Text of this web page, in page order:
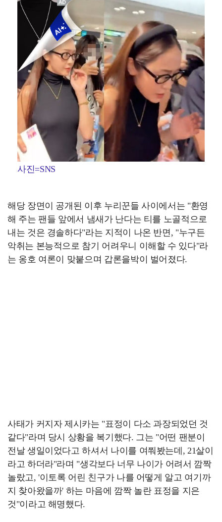
사진=SNS
해당 장면이 공개된 이후 누리꾼들 사이에서는 "환영
해 주는 팬들 앞에서 냄새가 난다는 티를 노골적으로
내는 것은 경솔하다"라는 지적이 나온 반면, "누구든
악취는 본능적으로 참기 어려우니 이해할 수 있다"라
는 옹호 여론이 맞붙으며 갑론을박이 벌어졌다.
사태가 커지자 제시카는 "표정이 다소 과장되었던 것
같다"라며 당시 상황을 복기했다. 그는 "어떤 팬분이
전날 생일이었다고 하셔서 나이를 여쭤봤는데, 21살이
라고 하더라"라며 "생각보다 너무 나이가 어려서 깜짝
놀랐고, '이토록 어린 친구가 나를 어떻게 알고 여기까
지 찾아왔을까' 하는 마음에 깜짝 놀란 표정을 지은
것"이라고 해명했다.